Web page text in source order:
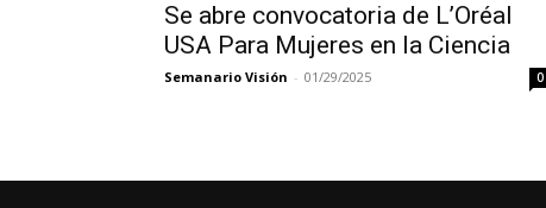
Se abre convocatoria de L’Oréal
USA Para Mujeres en la Ciencia
Semanario Visión - 01/29/2025 0